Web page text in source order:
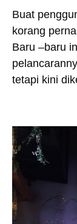
Buat
korang
Baru –baru
tetapi kini